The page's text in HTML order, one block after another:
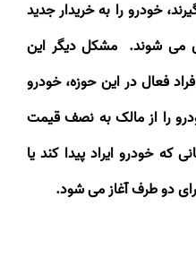
خودرو را به خریدار جدید
می شوند. مشکل دیگر این
فعال در این حوزه، خودرو
را از مالک به نصف قیمت
که خودرو ایراد پیدا کند یا
دو طرف آغاز می شود.